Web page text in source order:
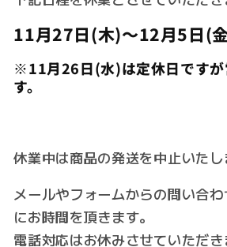
11月27日(木)～12月5日(
※11月26日(水)は定休日ですが
す。
休業中は商品の発送を中止いたし
メールやフォームからの問い合
にお時間を頂きます。
電話対応はお休みさせていただき